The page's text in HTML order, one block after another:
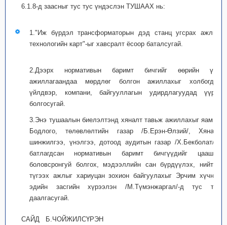
6.1.8-д заасныг тус тус үндэслэн ТУШААХ нь:
1."Иж бүрдэл трансформаторын дэд станц угсрах ажлын
технологийн карт"-ыг хавсралт ёсоор баталсугай.
2.Дээрх нормативын баримт бичгийг өөрийн үйл
ажиллагаандаа мөрдлөг болгон ажиллахыг холбогдох
үйлдвэр, компани, байгууллагын удирдлагуудад үүрэг
болгосугай.
3.Энэ тушаалын биелэлтэнд хяналт тавьж ажиллахыг яамны
Бодлого, төлөвлөлтийн газар /Б.Ерэн-Өлзий/, Хяналт
шинжилгээ, үнэлгээ, дотоод аудитын газар /Х.Бекболат/-т,
батлагдсан нормативын баримт бичгүүдийг цаашид
боловсронгуй болгох, мэдээллийн сан бүрдүүлэх, нийтэд
түгээх ажлыг хариуцан зохион байгуулахыг Эрчим хүчний
эдийн засгийн хүрээлэн /М.Түмэнжаргал/-д тус тус
даалгасугай.
САЙД Б.ЧОЙЖИЛСҮРЭН